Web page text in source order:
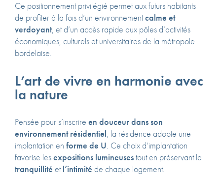
Ce positionnement privilégié permet aux futurs habitants
de profiter à la fois d’un environnementcalme et
verdoyant, et d’un accès rapide aux pôles d’activités
économiques, culturels et universitaires de la métropole
bordelaise.
L’art de vivre en harmonie avec
la nature
Pensée pour s’inscrire en douceur dans son
environnement résidentiel, la résidence adopte une
implantation en forme de U. Ce choix d’implantation
favorise lesexpositions lumineusestout en préservant la
tranquillité etl’intimité de chaque logement.